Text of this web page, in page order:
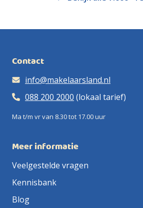
Contact
info@makelaarsland.nl
088 200 2000 (lokaal tarief)
Ma t/m vr van 8.30 tot 17.00 uur
Meer informatie
Veelgestelde vragen
Kennisbank
Blog